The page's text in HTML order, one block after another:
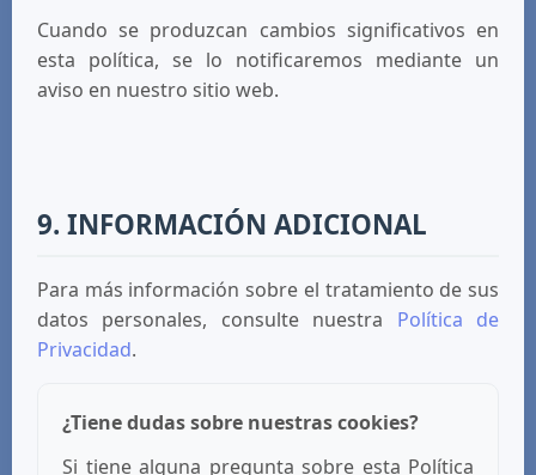
Cuando se produzcan cambios significativos en
esta política, se lo notificaremos mediante un
aviso en nuestro sitio web.
9. INFORMACIÓN ADICIONAL
Para más información sobre el tratamiento de sus
datos personales, consulte nuestra Política de
Privacidad.
¿Tiene dudas sobre nuestras cookies?
Si tiene alguna pregunta sobre esta Política